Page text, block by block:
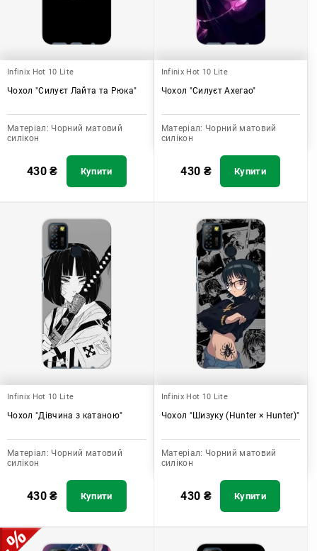
Infinix Hot 10 Lite
Чохол "Силуєт Лайта та Рюка"
Матеріал: Чорний матовий
силікон
430₴ Купити
Infinix Hot 10 Lite
Чохол "Силуєт Ахегао"
Матеріал: Чорний матовий
силікон
430 ₴ Купити
Infinix Hot 10 Lite
Чохол "Дівчина з катаною"
Матеріал: Чорний матовий
силікон
430₴ Купити
Infinix Hot 10 Lite
Чохол "Шизуку (Hunter × Hunter)"
Матеріал: Чорний матовий
силікон
430 ₴ Купити